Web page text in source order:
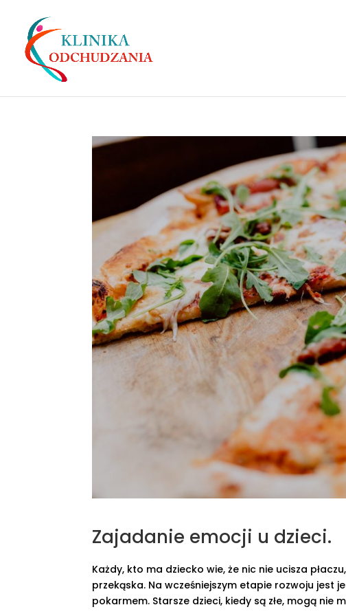
Zajadanie emocji u dzieci.
Każdy, kto ma dziecko wie, że nic nie ucisza
przekąska. Na wcześniejszym etapie rozwoju jest
pokarmem. Starsze dzieci, kiedy są złe, mogą nie